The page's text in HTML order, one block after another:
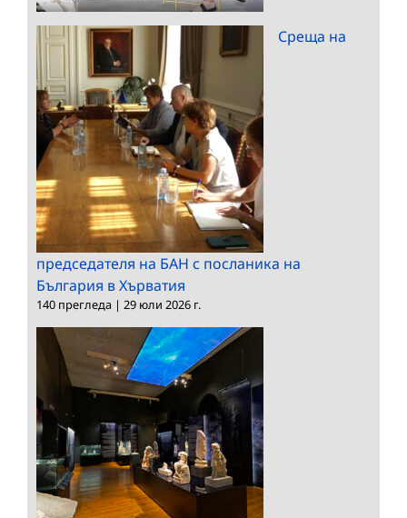
Среща на
председателя на БАН с посланика на
България в Хърватия
140 прегледа | 29 юли 2026 г.